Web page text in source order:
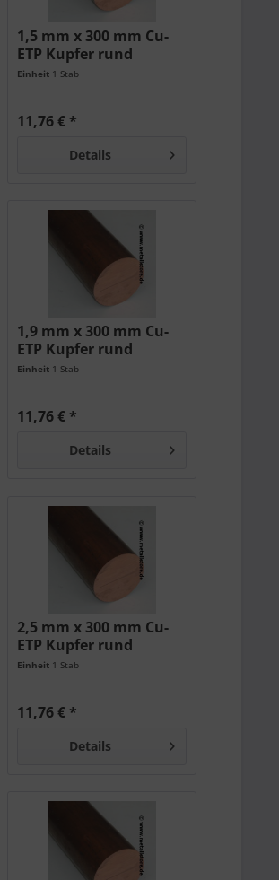
1,5 mm x 300 mm Cu-
ETP Kupfer rund
Einheit 1 Stab
11,76 € *
Details
1,9 mm x 300 mm Cu-
ETP Kupfer rund
Einheit 1 Stab
11,76 € *
Details
2,5 mm x 300 mm Cu-
ETP Kupfer rund
Einheit 1 Stab
11,76 € *
Details